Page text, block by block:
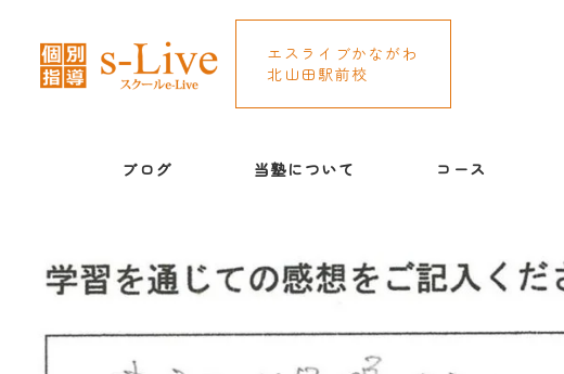
エスライブかながわ
北山田駅前校
ブログ 当塾について コース